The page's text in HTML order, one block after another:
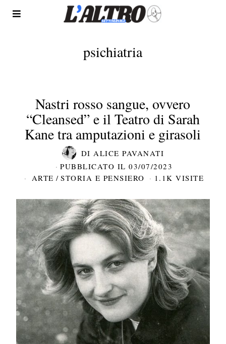
psichiatria
Nastri rosso sangue, ovvero
“Cleansed” e il Teatro di Sarah
Kane tra amputazioni e girasoli
DI ALICE PAVANATI
PUBBLICATO IL 03/07/2023
ARTE / STORIA E PENSIERO 1.1K VISITE